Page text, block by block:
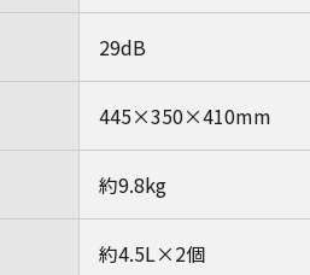
29dB
445×350×410mm
約9.8kg
約4.5L×2個